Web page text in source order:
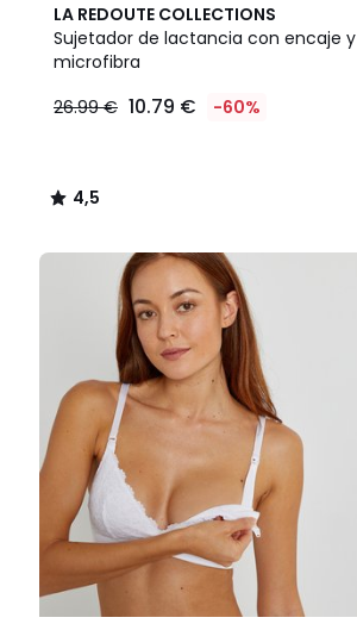
LA REDOUTE COLLECTIONS
Sujetador de lactancia con encaje y
microfibra
€
26.99
60%
descuento
aplicado.
26.99 € 10.79 € -60%
4,5
/ 5
4,5
/